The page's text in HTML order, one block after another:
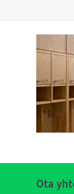
Ota